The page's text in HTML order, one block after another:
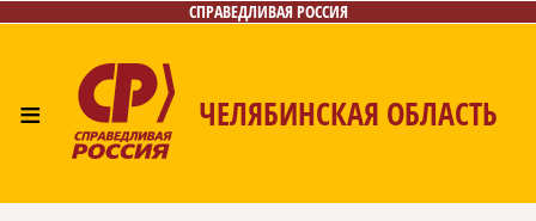
СПРАВЕДЛИВАЯ РОССИЯ
≡ ЧЕЛЯБИНСКАЯ ОБЛАСТЬ